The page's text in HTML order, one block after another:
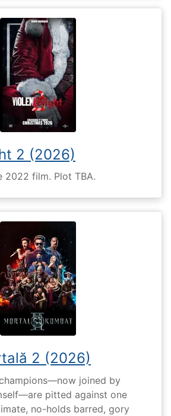
2 (2026)
2022 film. Plot TBA.
2 (2026)
joined by
pitted against one
no-holds barred, gory